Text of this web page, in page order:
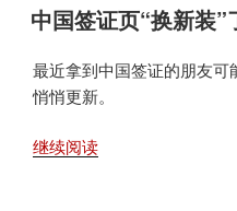
布
于
中国签证页“换新装”
最近拿到中国签证的朋友
悄悄更新。
继续阅读“中